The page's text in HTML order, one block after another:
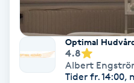
Fransfärgning
Fransförlängning
Optimal
4.8
Albert
Tider fr. 14:00,